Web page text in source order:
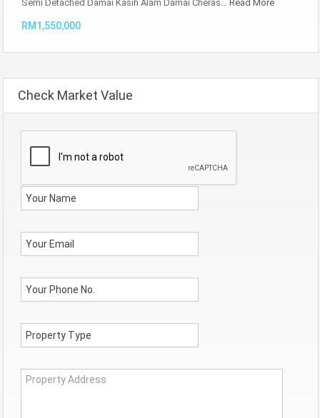
Semi Detached Damai Kasih Alam Damai Cheras… Read More
RM1,550,000
Check Market Value